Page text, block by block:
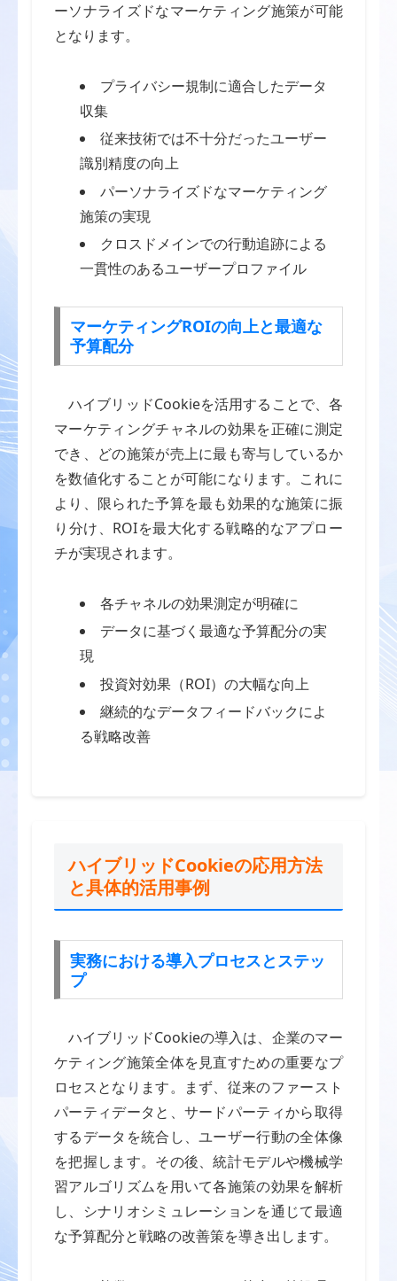
ーソナライズドなマーケティング施策が可能
となります。
プライバシー規制に適合したデータ
収集
従来技術では不十分だったユーザー
識別精度の向上
パーソナライズドなマーケティング
施策の実現
クロスドメインでの行動追跡による
一貫性のあるユーザープロファイル
マーケティングROIの向上と最適な
予算配分
ハイブリッドCookieを活用することで、各
マーケティングチャネルの効果を正確に測定
でき、どの施策が売上に最も寄与しているか
を数値化することが可能になります。これに
より、限られた予算を最も効果的な施策に振
り分け、ROIを最大化する戦略的なアプロー
チが実現されます。
各チャネルの効果測定が明確に
データに基づく最適な予算配分の実
現
投資対効果（ROI）の大幅な向上
継続的なデータフィードバックによ
る戦略改善
ハイブリッドCookieの応用方法
と具体的活用事例
実務における導入プロセスとステッ
プ
ハイブリッドCookieの導入は、企業のマー
ケティング施策全体を見直すための重要なプ
ロセスとなります。まず、従来のファースト
パーティデータと、サードパーティから取得
するデータを統合し、ユーザー行動の全体像
を把握します。その後、統計モデルや機械学
習アルゴリズムを用いて各施策の効果を解析
し、シナリオシミュレーションを通じて最適
な予算配分と戦略の改善策を導き出します。